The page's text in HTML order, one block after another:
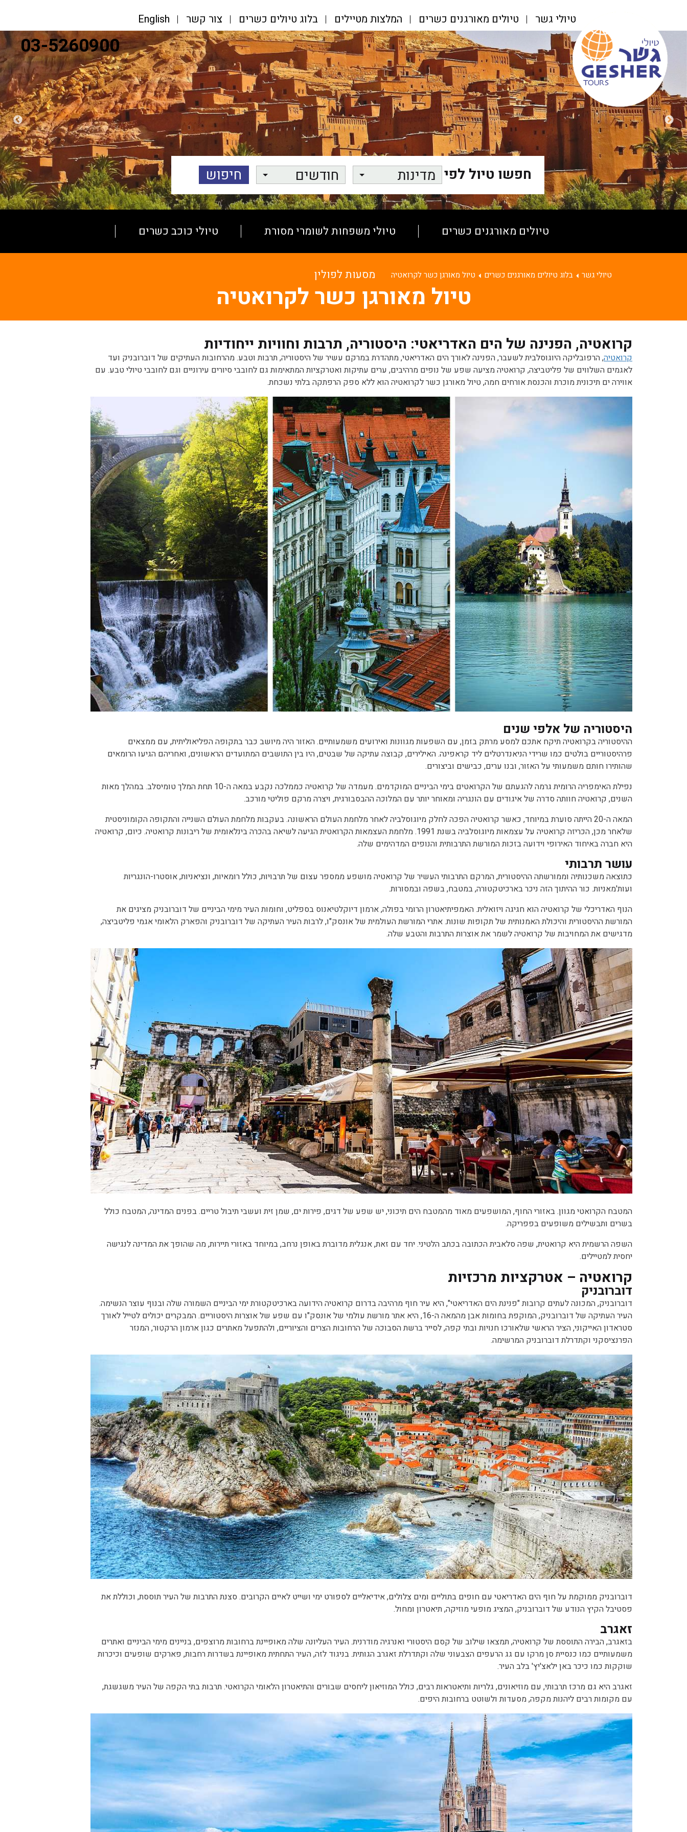
טיולי גשר טיולים מאורגנים כשרים המלצות מטיילים בלוג טיולים כשרים צור קשר English
03-5260900
חפשו טיול לפי מדינות חודשים
טיולים מאורגנים כשרים טיולי משפחות לשומרי מסורת טיולי כוכב כשרים
מסעות לפולין טיולי גשר בלוג טיולים מאורגנים כשרים טיול מאורגן כשר לקרואטיה
טיול מאורגן כשר לקרואטיה
קרואטיה, הפנינה של הים האדריאטי: היסטוריה, תרבות וחוויות ייחודיות
קרואטיה, הרפובליקה היוגוסלבית לשעבר, הפנינה לאורך הים האדריאטי, מתהדרת במרקם עשיר של היסטוריה, תרבות וטבע. מהרחובות העתיקים של דוברובניק ועד
לאגמים השלווים של פליטביצה, קרואטיה מציעה שפע של נופים מרהיבים, ערים עתיקות ואטרקציות המתאימות גם לחובבי סיורים עירוניים וגם לחובבי טיולי טבע. עם
אווירה ים תיכונית מוכרת והכנסת אורחים חמה, טיול מאורגן כשר לקרואטיה הוא ללא ספק הרפתקה בלתי נשכחת.
היסטוריה של אלפי שנים
ההיסטוריה בקרואטיה תיקח אתכם למסע מרתק בזמן, עם השפעות מגוונות ואירועים משמעותיים. האזור היה מיושב כבר בתקופה הפליאוליתית, עם ממצאים
פרהיסטוריים בולטים כמו שרידי הניאנדרטלים ליד קראפינה. האילירים, קבוצה עתיקה של שבטים, היו בין התושבים המתועדים הראשונים, ואחריהם הגיעו הרומאים
שהותירו חותם משמעותי על האזור, ובנו ערים, כבישים וביצורים.
נפילת האימפריה הרומית גרמה להגעתם של הקרואטים בימי הביניים המוקדמים. מעמדה של קרואטיה כממלכה נקבע במאה ה-10 תחת המלך טומיסלב. במהלך מאות
השנים, קרואטיה חוותה סדרה של איגודים עם הונגריה ומאוחר יותר עם המלוכה ההבסבורגית, ויצרה מרקם פוליטי מורכב.
המאה ה-20 הייתה סוערת במיוחד, כאשר קרואטיה הפכה לחלק מיוגוסלביה לאחר מלחמת העולם הראשונה. בעקבות מלחמת העולם השנייה והתקופה הקומוניסטית
שלאחר מכן, הכריזה קרואטיה על עצמאות מיוגוסלביה בשנת 1991. מלחמת העצמאות הקרואטית הגיעה לשיאה בהכרה בינלאומית של ריבונות קרואטיה. כיום, קרואטיה
היא חברה באיחוד האירופי וידועה בזכות המורשת התרבותית והנופים המדהימים שלה.
עושר תרבותי
כתוצאה משכנותיה וממורשתה ההיסטורית, המרקם התרבותי העשיר של קרואטיה מושפע ממספר עצום של תרבויות, כולל רומאיות, ונציאניות, אוסטרו-הונגריות
ועות'מאניות. כור ההיתוך הזה ניכר בארכיטקטורה, במטבח, בשפה ובמסורות.
הנוף האדריכלי של קרואטיה הוא חגיגה ויזואלית. האמפיתיאטרון הרומי בפולה, ארמון דיוקלטיאנוס בספליט, וחומות העיר מימי הביניים של דוברובניק מציגים את
המורשת ההיסטורית והיכולת האמנותית של תקופות שונות. אתרי המורשת העולמית של אונסק"ו, לרבות העיר העתיקה של דוברובניק והפארק הלאומי אגמי פליטביצה,
מדגישים את המחויבות של קרואטיה לשמר את אוצרות התרבות והטבע שלה.
המטבח הקרואטי מגוון. באזורי החוף, המושפעים מאוד מהמטבח הים תיכוני, יש שפע של דגים, פירות ים, שמן זית ועשבי תיבול טריים. בפנים המדינה, המטבח כולל
בשרים ותבשילים משופעים בפפריקה.
השפה הרשמית היא קרואטית, שפה סלאבית הכתובה בכתב הלטיני. יחד עם זאת, אנגלית מדוברת באופן נרחב, במיוחד באזורי תיירות, מה שהופך את המדינה לנגישה
יחסית למטיילים.
קרואטיה – אטרקציות מרכזיות
דוברובניק
דוברובניק, המכונה לעתים קרובות "פנינת הים האדריאטי", היא עיר חוף מרהיבה בדרום קרואטיה הידועה בארכיטקטורת ימי הביניים השמורה שלה ובנוף עוצר הנשימה.
העיר העתיקה של דוברובניק, המוקפת בחומות אבן מהמאה ה-16, היא אתר מורשת עולמי של אונסק"ו עם שפע של אוצרות היסטוריים. המבקרים יכולים לטייל לאורך
סטראדון האייקוני, הציר הראשי שלאורכו חנויות ובתי קפה, לסייר ברשת הסבוכה של הרחובות הצרים והציוריים, ולהתפעל מאתרים כגון ארמון הרקטור, המנזר
הפרנציסקני וקתדרלת דוברובניק המרשימה.
דוברובניק ממוקמת על חוף הים האדריאטי עם חופים בתוליים ומים צלולים, אידיאליים לספורט ימי ושייט לאיים הקרובים. סצנת התרבות של העיר תוססת, וכוללת את
פסטיבל הקיץ הנודע של דוברובניק, המציג מופעי מוזיקה, תיאטרון ומחול.
זאגרב
בזאגרב, הבירה התוססת של קרואטיה, תמצאו שילוב של קסם היסטורי ואנרגיה מודרנית. העיר העליונה שלה מאופיינת ברחובות מרוצפים, בניינים מימי הביניים ואתרים
משמעותיים כמו כנסיית סן מרקו עם גג הרעפים הצבעוני שלה וקתדרלת זאגרב הגותית. בניגוד לזה, העיר התחתית מאופיינת בשדרות רחבות, פארקים שופעים וכיכרות
שוקקות כמו כיכר באן ילאצ'יץ' בלב העיר.
זאגרב היא גם מרכז תרבותי, עם מוזיאונים, גלריות ותיאטראות רבים, כולל המוזיאון ליחסים שבורים והתיאטרון הלאומי הקרואטי. תרבות בתי הקפה של העיר משגשגת,
עם מקומות רבים ליהנות מקפה, מסעדות ולשוטט ברחובות היפים.